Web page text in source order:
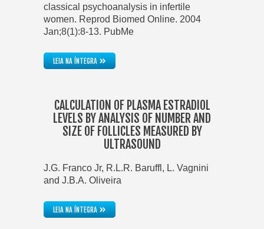
classical psychoanalysis in infertile
women. Reprod Biomed Online. 2004
Jan;8(1):8-13. PubMe
LEIA NA ÍNTEGRA»
CALCULATION OF PLASMA ESTRADIOL
LEVELS BY ANALYSIS OF NUMBER AND
SIZE OF FOLLICLES MEASURED BY
ULTRASOUND
J.G. Franco Jr, R.L.R. Baruffl, L. Vagnini
and J.B.A. Oliveira
LEIA NA ÍNTEGRA»